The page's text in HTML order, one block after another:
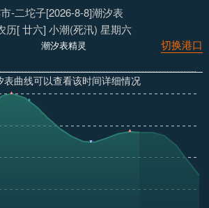
-二坨子[2026-8-8]潮汐表
历[ 廿六] 小潮(死汛) 星期六
切换港口
潮汐表精灵
表曲线可以查看该时间详细情况